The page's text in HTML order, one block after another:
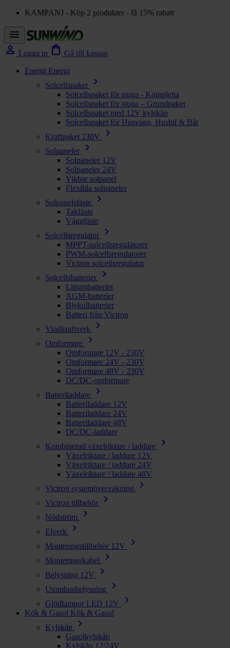
KAMPANJ - Köp 2 produkter - få 15% rabatt
menu
person Logga in shopping_bag Gå till kassan
Energi Energi
Solcellspaket
chevron_right
Solcellspaket för stuga - Kompletta
Solcellspaket för stuga – Grundpaket
Solcellspaket med 12V kylskåp
Solcellspaket för Husvagn, Husbil & Båt
Kraftpaket 230V
chevron_right
Solpaneler chevron_right
Solpaneler 12V
Solpaneler 24V
Vikbar solpanel
Flexibla solpaneler
Solpanelsfäste
chevron_right
Takfäste
Väggfäste
Solcellsregulator
chevron_right
MPPT-solcellsregulatorer
PWM-solcellsregulatorer
Victron solcellsregulator
Solcellsbatterier
chevron_right
Litiumbatterier
AGM-batterier
Blykolbatterier
Batteri från Victron
Vindkraftverk
chevron_right
Omformare chevron_right
Omformare 12V - 230V
Omformare 24V - 230V
Omformare 48V - 230V
DC/DC-omformare
Batteriladdare
chevron_right
Batteriladdare 12V
Batteriladdare 24V
Batteriladdare 48V
DC/DC-laddare
Kombinerad växelriktare / laddare
chevron_right
Växelriktare / laddare 12V
Växelriktare / laddare 24V
Växelriktare / laddare 48V
Victron systemövervakning
chevron_right
Victron tillbehör chevron_right
Nödström chevron_right
Elverk chevron_right
Monteringstillbehör 12V chevron_right
Monteringskabel chevron_right
Belysning 12V chevron_right
Utomhusbelysning chevron_right
Glödlampor LED 12V chevron_right
Kök & Gasol Kök & Gasol
Kylskåp
chevron_right
Gasolkylskåp
Kylskåp 12/24V